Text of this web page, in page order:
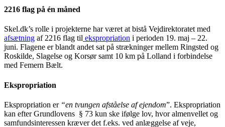
2216 flag på én måned
Skel.dk’s rolle i projekterne har været at bistå Vejdirektoratet med
afsætning af 2216 flag til ekspropriation i perioden 19. maj – 22.
juni. Flagene er blandt andet sat på strækninger mellem Ringsted og
Roskilde, Slagelse og Korsør samt 10 km på Lolland i forbindelse
med Femern Bælt.
Ekspropriation
Ekspropriation er “en tvungen afståelse af ejendom”. Ekspropriation
kan efter Grundlovens § 73 kun ske ifølge lov, hvor almenvellet og
samfundsinteressen kræver det f.eks. ved anlæggelse af veje,